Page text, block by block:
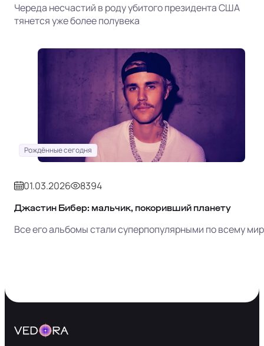
Череда несчастий в роду убитого президента США
тянется уже более полувека
Рождённые сегодня
01.03.2026 8394
Джастин Бибер: мальчик, покоривший планету
Все его альбомы стали суперпопулярными по всему